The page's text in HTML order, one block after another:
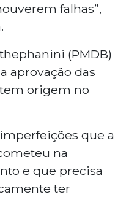
falhas”,
(PMDB)
aprovação das
origem no
que a
na
e que precisa
ter